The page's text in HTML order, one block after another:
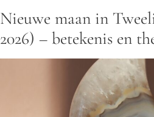
Nieuwe maan in
2026) – betekenis en